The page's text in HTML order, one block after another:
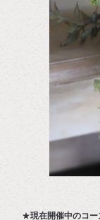
★現在開催中のコ